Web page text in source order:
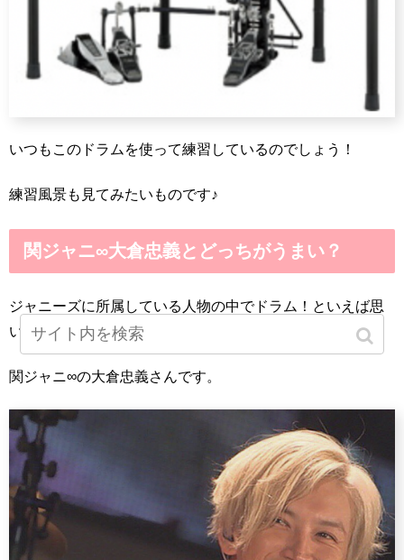
いつもこのドラムを使って練習しているのでしょう！
練習風景も見てみたいものです♪
関ジャニ∞大倉忠義とどっちがうまい？
ジャニーズに所属している人物の中でドラム！といえば思
い浮かべる人物がもう一人・・・
関ジャニ∞の大倉忠義さんです。